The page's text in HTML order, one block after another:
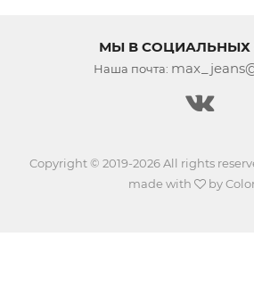
МЫ В СОЦИАЛЬНЫХ
Наша почта:
Copyright © 2019-2026 All rights
made with
by